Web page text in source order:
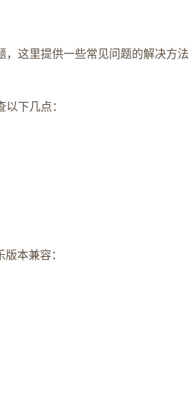
这里提供一些常见问题的解决方
下几点：
本兼容：